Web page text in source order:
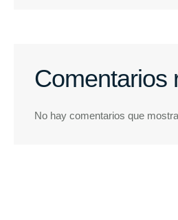
Comentarios
No hay comentarios que